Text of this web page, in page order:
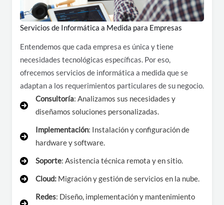
Servicios de Informática a Medida para Empresas
Entendemos que cada empresa es única y tiene
necesidades tecnológicas específicas. Por eso,
ofrecemos servicios de informática a medida que se
adaptan a los requerimientos particulares de su negocio.
Consultoría: Analizamos sus necesidades y
diseñamos soluciones personalizadas.
Implementación: Instalación y configuración de
hardware y software.
Soporte: Asistencia técnica remota y en sitio.
Cloud: Migración y gestión de servicios en la nube.
Redes: Diseño, implementación y mantenimiento